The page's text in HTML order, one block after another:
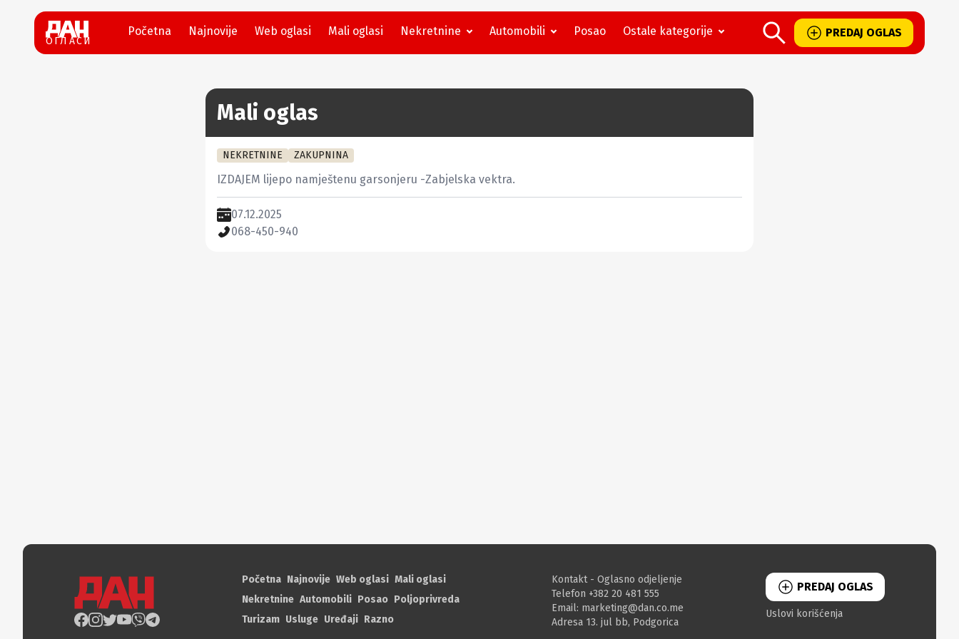
ОГЛАСИ
Početna Najnovije Web oglasi Mali oglasi Nekretnine Automobili Posao Ostale kategorije PREDAJ OGLAS
Mali oglas
NEKRETNINE ZAKUPNINA
IZDAJEM lijepo namještenu garsonjeru -Zabjelska vektra.
07.12.2025
068-450-940
Početna Najnovije Web oglasi Mali oglasi
Nekretnine Automobili Posao Poljoprivreda
Turizam Usluge Uređaji Razno
Kontakt - Oglasno odjeljenje
Telefon +382 20 481 555
Email: marketing@dan.co.me
Adresa 13. jul bb, Podgorica
PREDAJ OGLAS
Uslovi korišćenja